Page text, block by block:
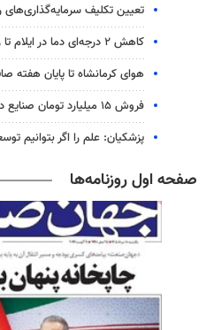
تعیین تکلیف
کاهش ۲ درجه‌ای دما در ایلام تا روز سه شنبه
هوای کرمانشاه تا پایان
فروش ۱۵ میلیارد تومان صنایع دستی ایلام در اربعین
پزشکیان: علم را اگر بتوانیم
صفحه اول روزنامه‌ها